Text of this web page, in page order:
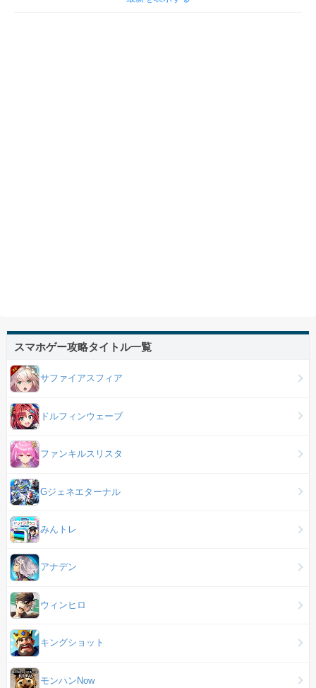
スマホゲー攻略タイトル一覧
サファイアスフィア
ドルフィンウェーブ
ファンキルスリスタ
Gジェネエターナル
みんトレ
アナデン
ウィンヒロ
キングショット
モンハンNow